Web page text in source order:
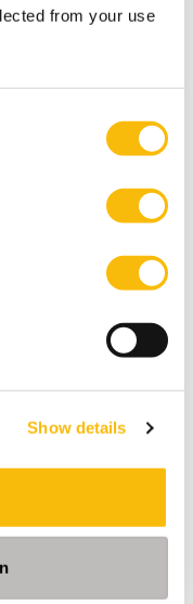
from your use
Show details
Education &